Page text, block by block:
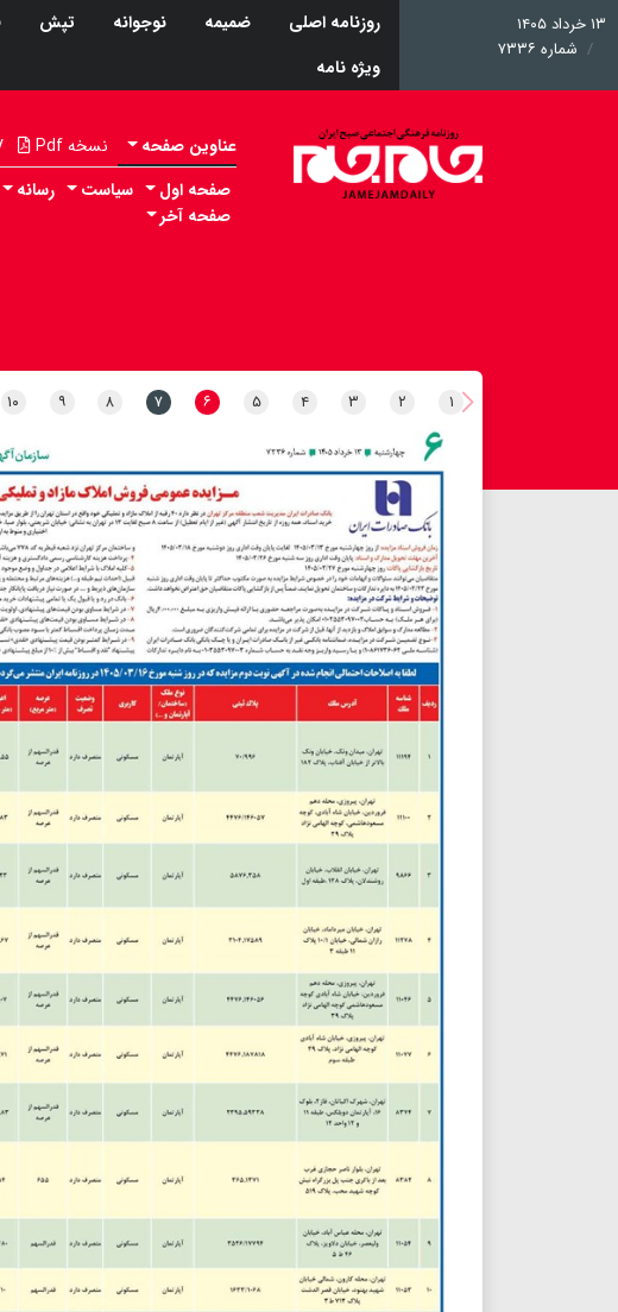
۱۳ خرداد ۱۴۰۵
شماره ۷۳۳۶
روزنامه اصلی ضمیمه نوجوانه تپش
ویژه نامه
عناوین صفحه نسخه Pdf
صفحه اول سیاست رسانه
صفحه آخر
۱ ۲ ۳ ۴ ۵ ۶ ۷ ۸ ۹ ۱۰